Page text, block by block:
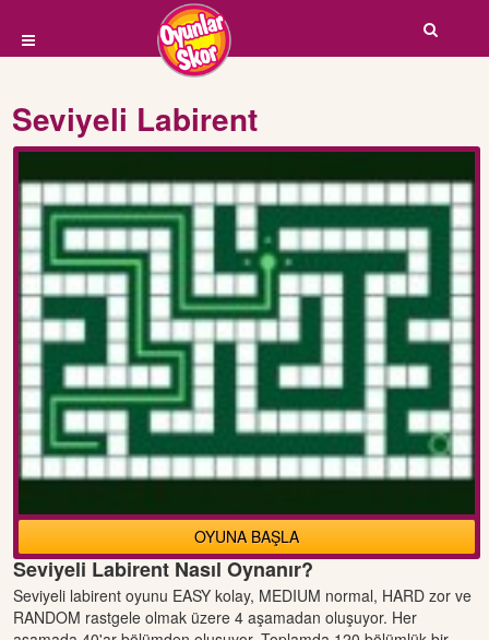
Seviyeli Labirent
OYUNA BAŞLA
Seviyeli Labirent Nasıl Oynanır?
Seviyeli labirent oyunu EASY kolay, MEDIUM normal, HARD zor ve
RANDOM rastgele olmak üzere 4 aşamadan oluşuyor. Her